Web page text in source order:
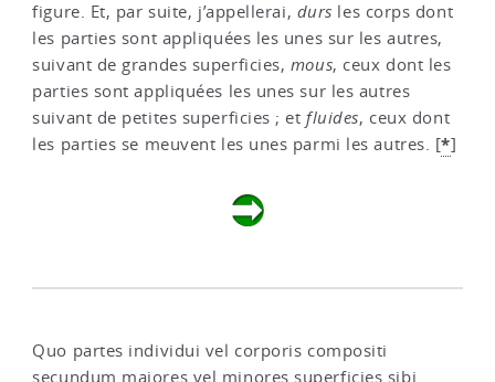
figure. Et, par suite, j’appellerai, durs les corps dont
les parties sont appliquées les unes sur les autres,
suivant de grandes superficies, mous, ceux dont les
parties sont appliquées les unes sur les autres
suivant de petites superficies ; etfluides, ceux dont
les parties se meuvent les unes parmi les autres. [*]
Quo partes individui vel corporis compositi
secundum majores vel minores superficies sibi